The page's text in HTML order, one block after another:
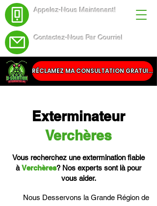
RÉCLAMEZ MA CONSULTATION GRATUITE
Appelez-Nous Maintenant!
Contactez-Nous Par Courriel
Exterminateur
Verchères
Vous recherchez une extermination fiable
àVerchères? Nos experts sont là pour
vous aider.
Nous Desservons la Grande Région de